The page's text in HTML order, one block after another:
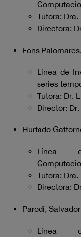
Tutora: Dra.
Directora:
Fons
Línea de
series
Tutora: Dr.
Director:
Hurtado
Línea
Tutora: Dra.
Directora:
Parodi, Salvador.
Línea